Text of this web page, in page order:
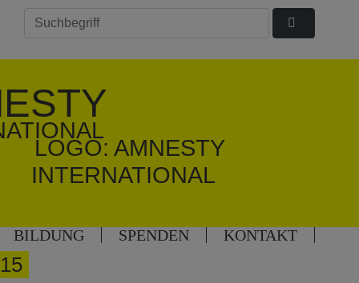
BILDUNG SPENDEN KONTAKT